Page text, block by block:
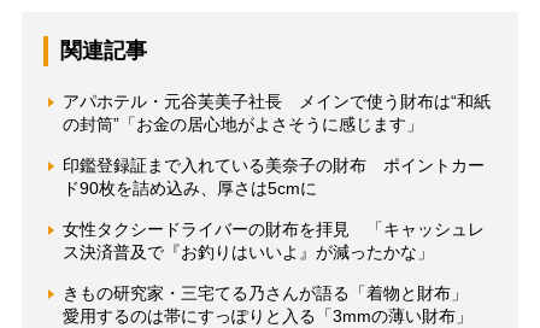
関連記事
アパホテル・元谷芙美子社長 メインで使う財布は“和紙
の封筒”「お金の居心地がよさそうに感じます」
印鑑登録証まで入れている美奈子の財布 ポイントカー
ド90枚を詰め込み、厚さは5cmに
女性タクシードライバーの財布を拝見 「キャッシュレ
ス決済普及で『お釣りはいいよ』が減ったかな」
きもの研究家・三宅てる乃さんが語る「着物と財布」
愛用するのは帯にすっぽりと入る「3mmの薄い財布」